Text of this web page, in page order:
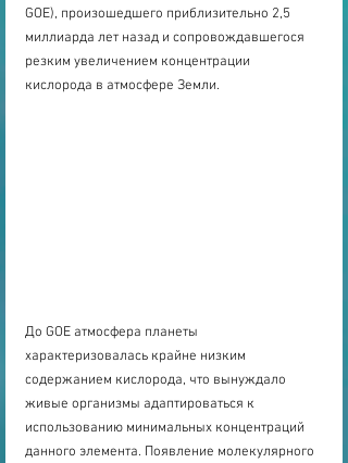
GOE), произошедшего приблизительно 2,5
миллиарда лет назад и сопровождавшегося
резким увеличением концентрации
кислорода в атмосфере Земли.
До GOE атмосфера планеты
характеризовалась крайне низким
содержанием кислорода, что вынуждало
живые организмы адаптироваться к
использованию минимальных концентраций
данного элемента. Появление молекулярного